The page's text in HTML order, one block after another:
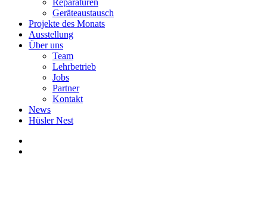
Reparaturen
Geräteaustausch
Projekte des Monats
Ausstellung
Über uns
Team
Lehrbetrieb
Jobs
Partner
Kontakt
News
Hüsler Nest